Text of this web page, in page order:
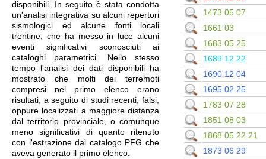
disponibili. In seguito è stata condotta
un'analisi integrativa su alcuni repertori
sismologici ed alcune fonti locali
trentine, che ha messo in luce alcuni
eventi significativi sconosciuti ai
cataloghi parametrici. Nello stesso
tempo l'analisi dei dati disponibili ha
mostrato che molti dei terremoti
compresi nel primo elenco erano
risultati, a seguito di studi recenti, falsi,
oppure localizzati a maggiore distanza
dal territorio provinciale, o comunque
meno significativi di quanto ritenuto
con l'estrazione dal catalogo PFG che
aveva generato il primo elenco.
1473 05 07
1661 03
1683 05 25
1689 12 22
1690 12 04
1695 02 25
1783 07 28
1851 08 03
1868 05 22 21
1873 06 29